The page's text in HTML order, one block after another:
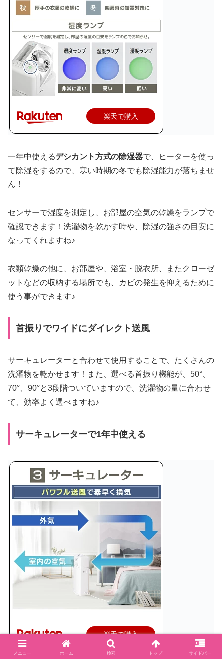
楽天で購入
一年中使えるデシカント方式の除湿器で、ヒーターを使っ
て除湿をするので、寒い時期の冬でも除湿能力が落ちませ
ん！
センサーで湿度を測定し、お部屋の空気の乾燥をランプで
確認できます！洗濯物を乾かす時や、除湿の強さの目安に
なってくれますね♪
衣類乾燥の他に、お部屋や、浴室・脱衣所、またクローゼ
ットなどの収納する場所でも、カビの発生を抑えるために
使う事ができます♪
首振りでワイドにダイレクト送風
サーキュレーターと合わせて使用することで、たくさんの
洗濯物を乾かせます！また、選べる首振り機能が、50°、
70°、90°と3段階ついていますので、洗濯物の量に合わせ
て、効率よく選べますね♪
サーキュレーターで1年中使える
楽天で購入
メニュー ホーム 検索 トップ サイドバー